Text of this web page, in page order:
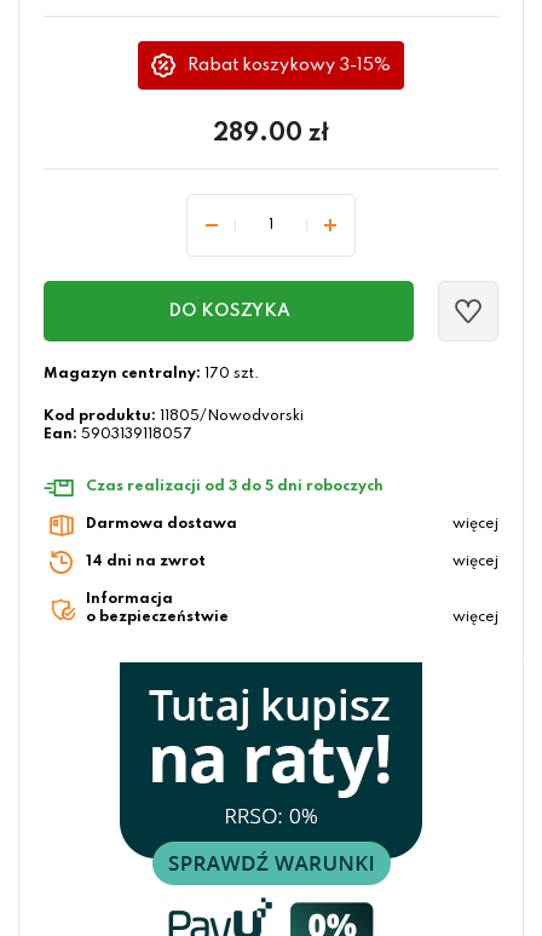
Rabat koszykowy 3-15%
289.00 zł
DO KOSZYKA
Magazyn centralny: 170 szt.
Kod produktu:
11805/Nowodvorski
Ean: 5903139118057
Czas realizacji od 3 do 5 dni roboczych
Darmowa dostawa więcej
14 dni na zwrot więcej
Informacja
o bezpieczeństwie
więcej